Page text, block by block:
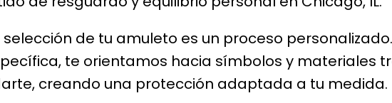
selección de tu amuleto es un proceso
te orientamos hacia símbolos y materiales
creando una protección adaptada a tu medida.